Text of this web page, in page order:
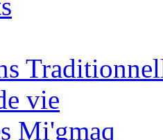
vie
Mi'gmaq